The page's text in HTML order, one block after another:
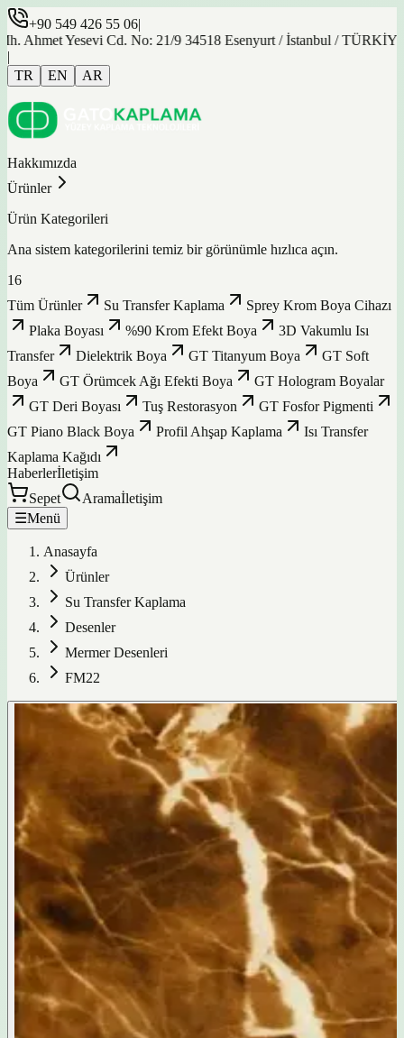
+90 549 426 55 06|
Yesevi Cd. No: 21/9 34518 Esenyurt / İstanbul / TÜRKİYE
|
TR
EN AR
Hakkımızda
Ürünler
Ürün Kategorileri
Ana sistem kategorilerini temiz bir görünümle hızlıca açın.
16
Tüm Ürünler
Su Transfer Kaplama
Sprey Krom Boya Cihazı
Plaka Boyası
%90 Krom Efekt Boya
3D Vakumlu Isı
Transfer
Dielektrik Boya GT Titanyum Boya
GT Soft
Boya
GT Örümcek Ağı Efekti Boya
GT Hologram Boyalar
GT Deri Boyası
Tuş Restorasyon
GT Fosfor Pigmenti
GT Piano Black Boya
Profil Ahşap Kaplama
Isı Transfer
Kaplama Kağıdı
Haberlerİletişim
Sepet
Aramaİletişim
☰Menü
Anasayfa
Ürünler
Su Transfer Kaplama
Desenler
Mermer Desenleri
FM22